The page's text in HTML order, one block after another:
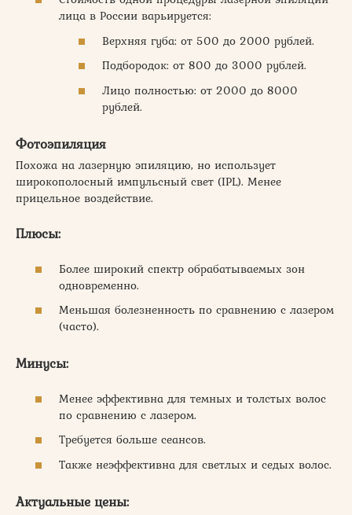
лица в России варьируется:
Верхняя губа: от 500 до 2000 рублей.
Подбородок: от 800 до 3000 рублей.
Лицо полностью: от 2000 до 8000
рублей.
Фотоэпиляция
Похожа на лазерную эпиляцию, но использует
широкополосный импульсный свет (IPL). Менее
прицельное воздействие.
Плюсы:
Более широкий спектр обрабатываемых зон
одновременно.
Меньшая болезненность по сравнению с лазером
(часто).
Минусы:
Менее эффективна для темных и толстых волос
по сравнению с лазером.
Требуется больше сеансов.
Также неэффективна для светлых и седых волос.
Актуальные цены: